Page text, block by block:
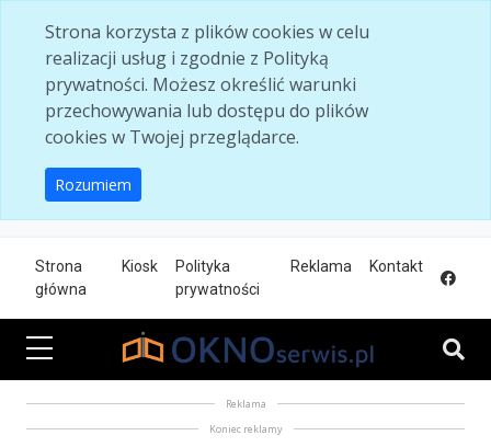
Strona korzysta z plików cookies w celu
realizacji usług i zgodnie z Polityką
prywatności. Możesz określić warunki
przechowywania lub dostępu do plików
cookies w Twojej przeglądarce.
Rozumiem
Strona
główna
Kiosk
Polityka
prywatności
Reklama Kontakt
Reklama
Koniec reklamy